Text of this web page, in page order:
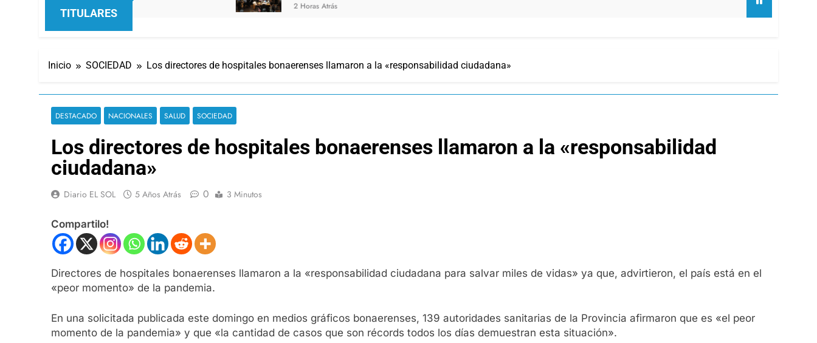
TITULARES
2 Horas Atrás
Inicio SOCIEDAD Los directores de hospitales bonaerenses llamaron a la «responsabilidad ciudadana»
DESTACADO NACIONALES SALUD SOCIEDAD
Los directores de hospitales bonaerenses llamaron a la «responsabilidad
ciudadana»
Diario EL SOL 5 Años Atrás 0 3 Minutos
Compartilo!
Directores de hospitales bonaerenses llamaron a la «responsabilidad ciudadana para salvar miles de vidas» ya que, advirtieron, el país está en el
«peor momento» de la pandemia.
En una solicitada publicada este domingo en medios gráficos bonaerenses, 139 autoridades sanitarias de la Provincia afirmaron que es «el peor
momento de la pandemia» y que «la cantidad de casos que son récords todos los días demuestran esta situación».